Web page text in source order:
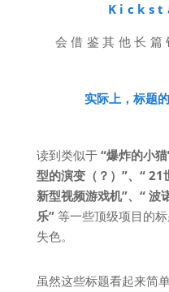
会借鉴其他长
实际上，标题
读到类似于 “爆炸的小
型的演变（？）”、“ 21
新型视频游戏机”、“
乐” 等一些顶级项目的
失色。
虽然这些标题看起来简